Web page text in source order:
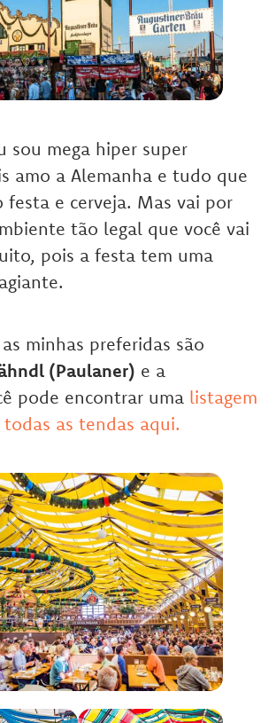
sou mega hiper super
amo a Alemanha e tudo que
e cerveja. Mas vai por
tão legal que você vai
pois a festa tem uma
minhas preferidas são
(Paulaner) e a
pode encontrar uma listagem
as tendas aqui.